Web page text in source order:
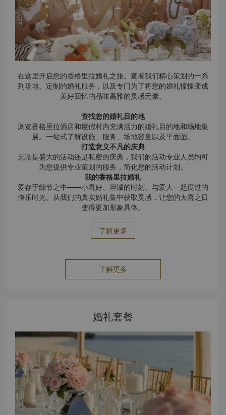
在这里开启您的香格里拉婚礼之旅。查看我们精心策划的一系
列场地、定制的婚礼服务，以及专门为了将您的婚礼憧憬变成
美好回忆的品味高雅的灵感元素。
查找您的婚礼目的地
浏览香格里拉酒店和度假村内充满活力的婚礼目的地和场地集
展。一站式了解设施、服务、场地容量以及平面图。
打造意义不凡的庆典
无论是盛大的活动还是私密的庆典，我们的活动专业人员均可
为您提供专业策划的服务，简化您的活动计划。
我的香格里拉婚礼
爱存于细节之中——小喜好、坦诚的时刻、与爱人一起度过的
快乐时光。从我们的真实婚礼集中获取灵感，让您的大喜之日
变得更加形象具体。
了解更多
了解更多
婚礼套餐